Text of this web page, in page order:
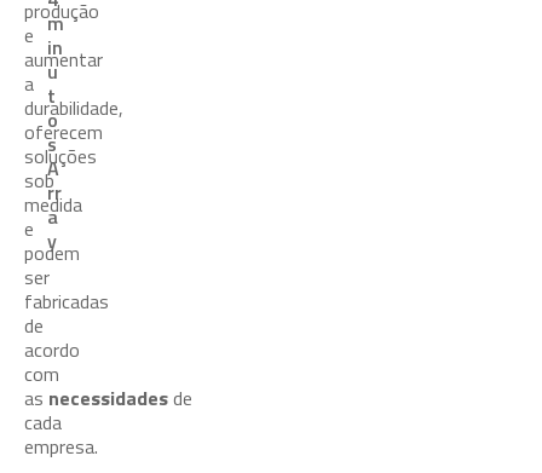
m
in
u
t
o
s
A
rr
a
y
produção
e
aumentar
a
durabilidade,
oferecem
soluções
sob
medida
e
podem
ser
fabricadas
de
acordo
com
as necessidadesde
cada
empresa.